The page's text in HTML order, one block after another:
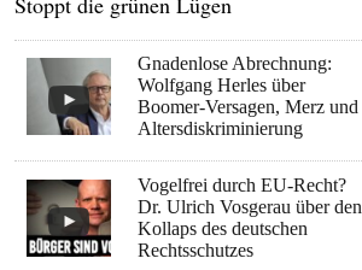
Gnadenlose Abrechnung:
Wolfgang Herles über
Boomer-Versagen, Merz und
Altersdiskriminierung
Vogelfrei durch EU-Recht?
Dr. Ulrich Vosgerau über den
Kollaps des deutschen
Rechtsschutzes